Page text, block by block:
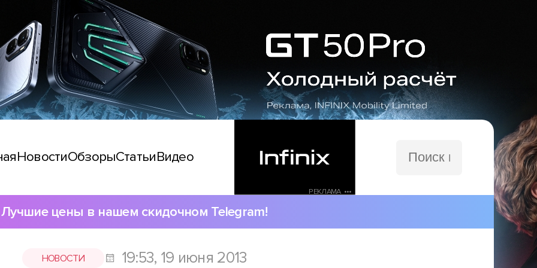
НовостиОбзорыСтатьиВидео
РЕКЛАМА •••
сайту
Лучшие цены в нашем скидочном Telegram!
НОВОСТИ 19:53, 19 июня 2013